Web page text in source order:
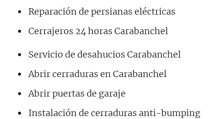
Reparación de persianas eléctricas
Cerrajeros 24 horas Carabanchel
Servicio de desahucios Carabanchel
Abrir cerraduras en Carabanchel
Abrir puertas de garaje
Instalación de cerraduras anti-bumping